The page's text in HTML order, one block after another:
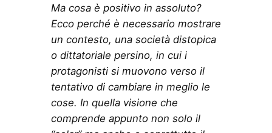
Ma cosa è positivo in assoluto?
Ecco perché è necessario mostrare
un contesto, una società distopica
o dittatoriale persino, in cui i
protagonisti si muovono verso il
tentativo di cambiare in meglio le
cose. In quella visione che
comprende appunto non solo il